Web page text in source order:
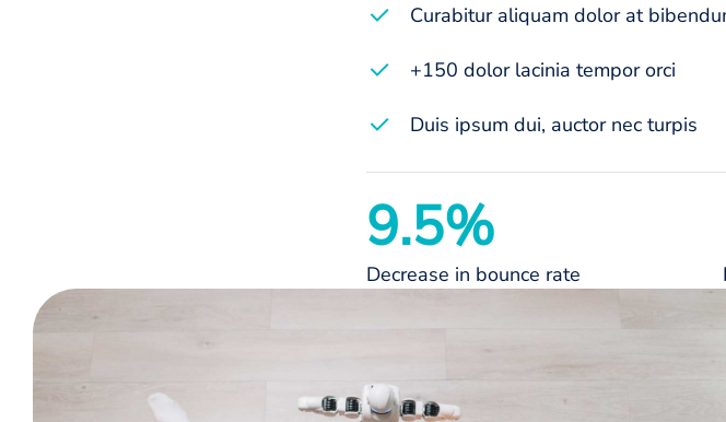
Curabitur aliquam dolor at
+150 dolor lacinia tempor orci
Duis ipsum dui, auctor nec turpis
9.5%
Decrease in bounce rate